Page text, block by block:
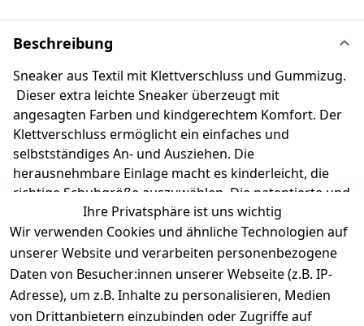
Beschreibung
Sneaker aus Textil mit Klettverschluss und Gummizug.
Dieser extra leichte Sneaker überzeugt mit
angesagten Farben und kindgerechtem Komfort. Der
Klettverschluss ermöglicht ein einfaches und
selbstständiges An- und Ausziehen. Die
herausnehmbare Einlage macht es kinderleicht, die
richtige Schuhgröße auszuwählen. Die patentierte und
flexible Roll-Off® Sohle unterstützt das natürliche
Wachstum der Füße und ist extra leicht. Richter
Kinderschuhe - Kids shoes since 1893.
Produktdetails
Ihre Privatsphäre ist uns wichtig
Wir verwenden Cookies und ähnliche Technologien auf
unserer Website und verarbeiten personenbezogene
Daten von Besucher:innen unserer Webseite (z.B. IP-
Adresse), um z.B. Inhalte zu personalisieren, Medien
von Drittanbietern einzubinden oder Zugriffe auf